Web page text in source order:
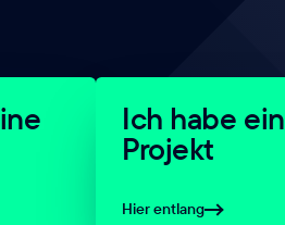
Ich habe ein
Projekt
Hier entlang